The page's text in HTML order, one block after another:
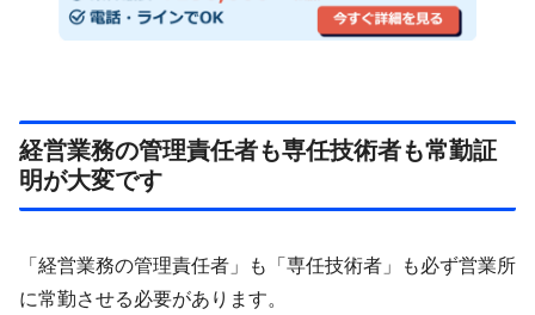
経営業務の管理責任者も専任技術者も常勤証
明が大変です
「経営業務の管理責任者」も「専任技術者」も必ず営業所
に常勤させる必要があります。